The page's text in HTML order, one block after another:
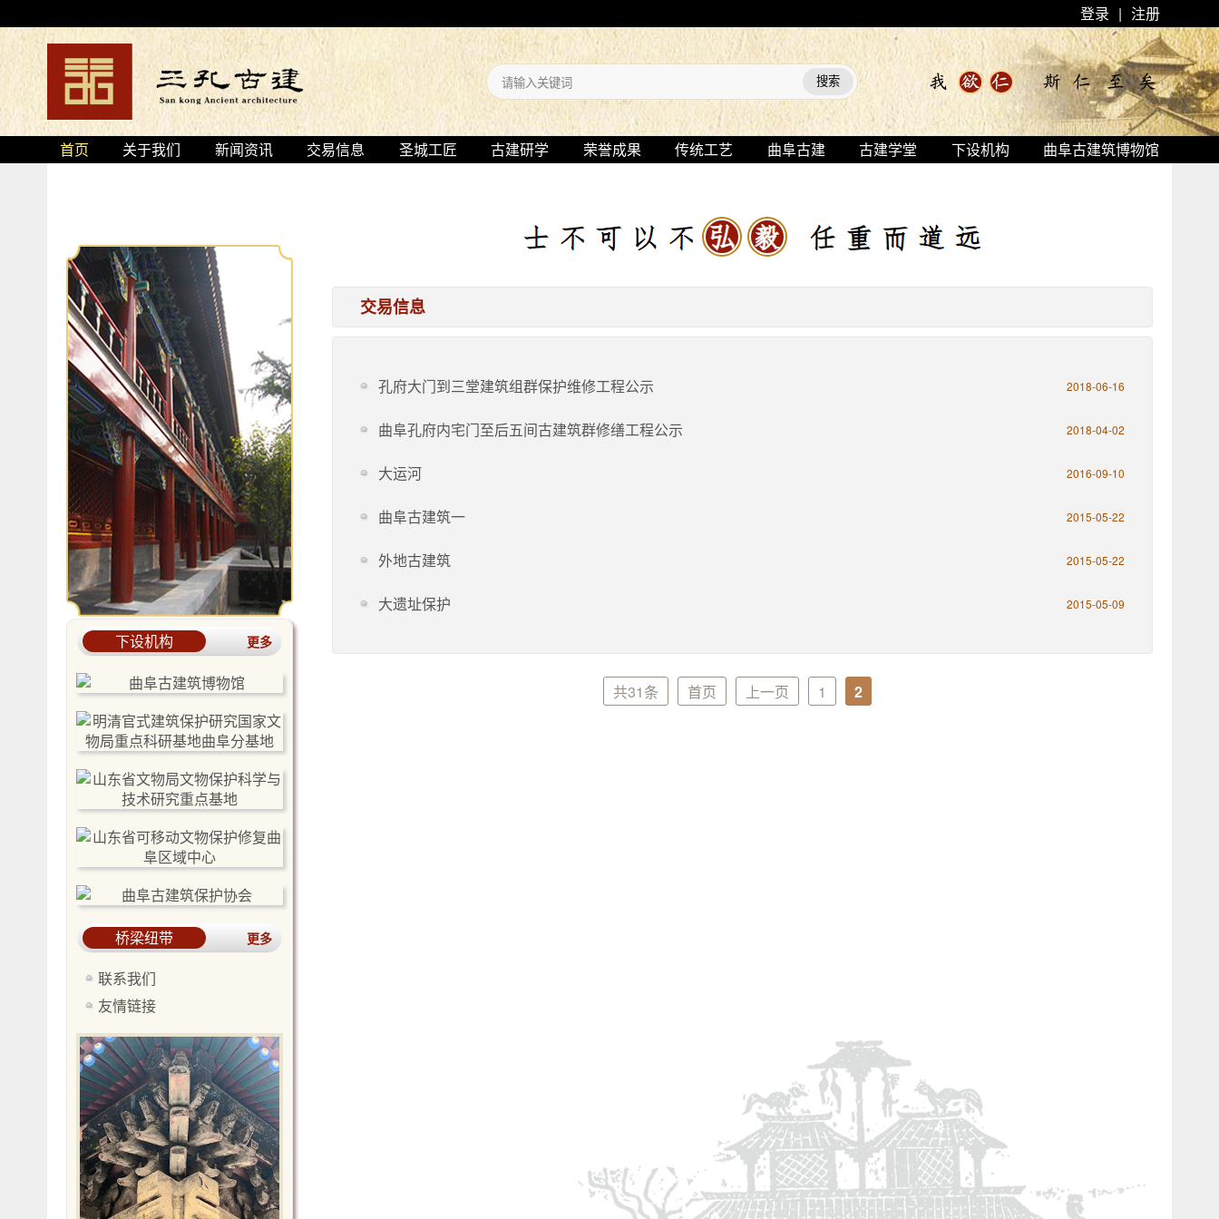
登录 | 注册
首页 关于我们 新闻资讯 交易信息 圣城工匠 古建研学 荣誉成果 传统工艺 曲阜古建 古建学堂 下设机构 曲阜古建筑博物馆
下设机构 更多
桥梁纽带 更多
联系我们
友情链接
交易信息
孔府大门到三堂建筑组群保护维修工程公示 2018-06-16
曲阜孔府内宅门至后五间古建筑群修缮工程公示 2018-04-02
大运河 2016-09-10
曲阜古建筑一 2015-05-22
外地古建筑 2015-05-22
大遗址保护 2015-05-09
共31条 首页 上一页 1 2